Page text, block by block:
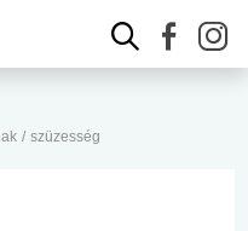
/ szüzesség